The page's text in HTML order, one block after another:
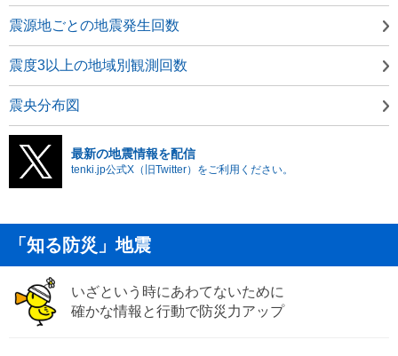
震源地ごとの地震発生回数
震度3以上の地域別観測回数
震央分布図
最新の地震情報を配信
tenki.jp公式X（旧Twitter）をご利用ください。
「知る防災」地震
いざという時にあわてないために
確かな情報と行動で防災力アップ